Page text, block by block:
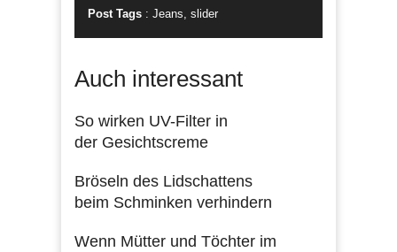
Post Tags : Jeans slider
Auch interessant
So wirken UV-Filter in
der Gesichtscreme
Bröseln des Lidschattens
beim Schminken verhindern
Wenn Mütter und Töchter im